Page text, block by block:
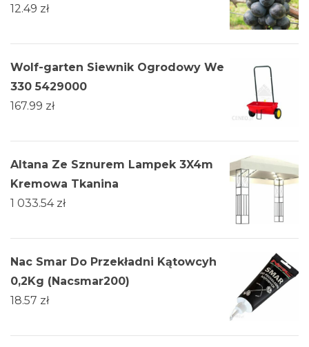
12.49 zł
Wolf-garten Siewnik Ogrodowy We
330 5429000
167.99 zł
Altana Ze Sznurem Lampek 3X4m
Kremowa Tkanina
1 033.54 zł
Nac Smar Do Przekładni Kątowcyh
0,2Kg (Nacsmar200)
18.57 zł